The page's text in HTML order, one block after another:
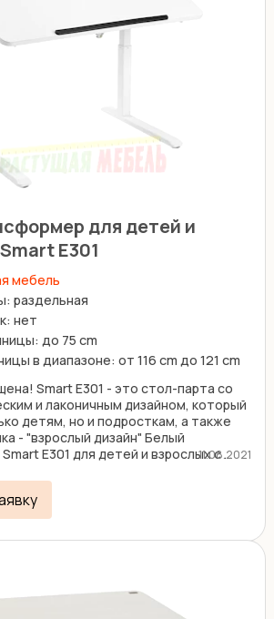
для детей и
E301
мебель
раздельная
нет
до 75 cm
в диапазоне: от 116 cm до 121 cm
Smart E301 - это стол-парта со
и лаконичным дизайном, который
детям, но и подросткам, а также
- "взрослый дизайн" Белый
E301 для детей и взрослых с ...
11.08.2021